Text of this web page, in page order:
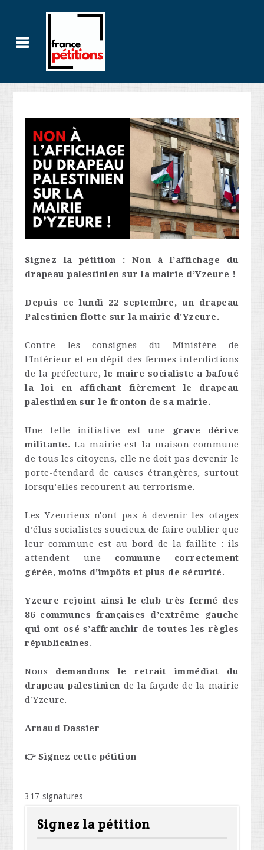
Signez la pétition : Non à l’affichage du
drapeau palestinien sur la mairie d’Yzeure !
Depuis ce lundi 22 septembre, un drapeau
Palestinien flotte sur la mairie d'Yzeure.
Contre les consignes du Ministère de
l'Intérieur et en dépit des fermes interdictions
de la préfecture,le maire socialiste a bafoué
la loi en affichant fièrement le drapeau
palestinien sur le fronton de sa mairie.
Une telle initiative est une grave dérive
militante. La mairie est la maison commune
de tous les citoyens, elle ne doit pas devenir le
porte-étendard de causes étrangères, surtout
lorsqu’elles recourent au terrorisme.
Les Yzeuriens n'ont pas à devenir les otages
d’élus socialistes soucieux de faire oublier que
leur commune est au bord de la faillite : ils
attendent une commune correctement
gérée,moins d'impôts et plus de sécurité.
Yzeure rejoint ainsi le club très fermé des
86 communes françaises d’extrême gauche
qui ont osé s’affranchir de toutes les règles
républicaines.
Nous demandons le retrait immédiat du
drapeau palestinien de la façade de la mairie
d’Yzeure.
Arnaud Dassier
👉 Signez cette pétition
317 signatures
Signez la pétition